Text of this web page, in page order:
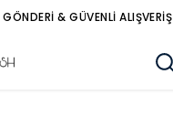
& GÜVENLİ ALIŞVERİŞ